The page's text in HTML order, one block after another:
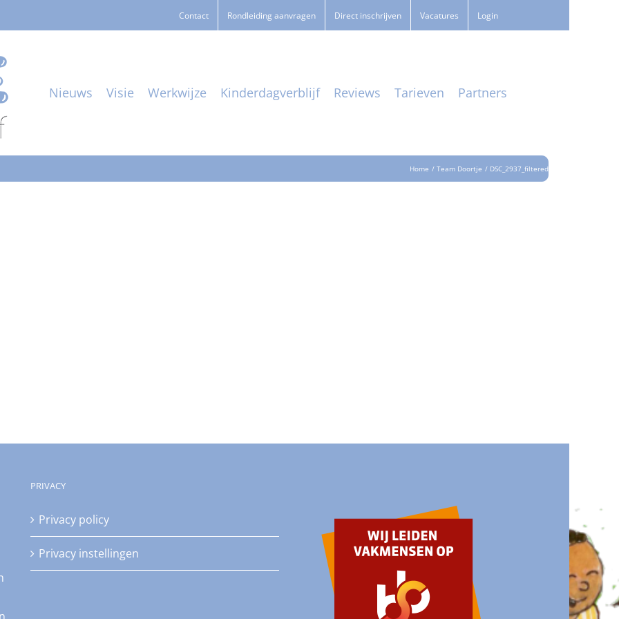
Contact Rondleiding aanvragen Direct inschrijven Vacatures Login
Nieuws Visie Werkwijze Kinderdagverblijf Reviews Tarieven Partners
Home Team Doortje DSC_2937_filtered
PRIVACY
Privacy policy
Privacy instellingen